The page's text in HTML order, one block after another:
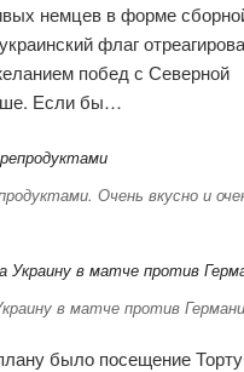
немцев в форме
флаг
побед с Северной
Если бы…
Очень вкусно и
в матче против
было посещение